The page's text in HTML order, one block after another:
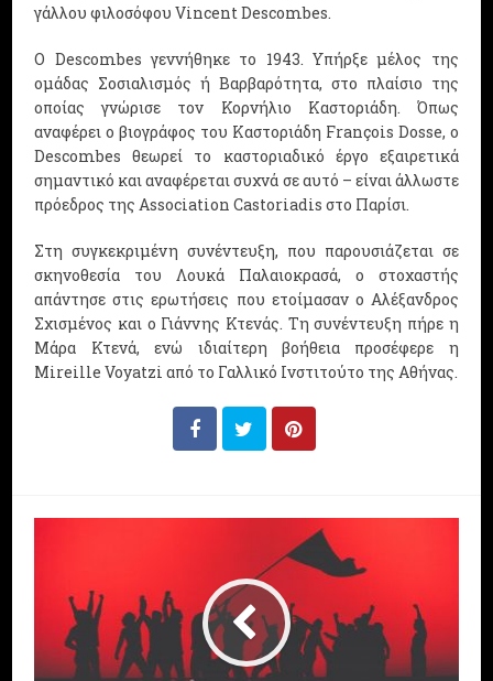
γάλλου φιλοσόφου Vincent Descombes.
Ο Descombes γεννήθηκε το 1943. Υπήρξε μέλος της
ομάδας Σοσιαλισμός ή Βαρβαρότητα, στο πλαίσιο της
οποίας γνώρισε τον Κορνήλιο Καστοριάδη. Όπως
αναφέρει ο βιογράφος του Καστοριάδη François Dosse, ο
Descombes θεωρεί το καστοριαδικό έργο εξαιρετικά
σημαντικό και αναφέρεται συχνά σε αυτό – είναι άλλωστε
πρόεδρος της Association Castoriadis στο Παρίσι.
Στη συγκεκριμένη συνέντευξη, που παρουσιάζεται σε
σκηνοθεσία του Λουκά Παλαιοκρασά, ο στοχαστής
απάντησε στις ερωτήσεις που ετοίμασαν ο Αλέξανδρος
Σχισμένος και ο Γιάννης Κτενάς. Τη συνέντευξη πήρε η
Μάρα Κτενά, ενώ ιδιαίτερη βοήθεια προσέφερε η
Mireille Voyatzi από το Γαλλικό Ινστιτούτο της Αθήνας.